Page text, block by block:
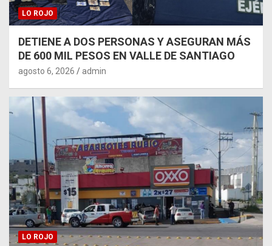
LO ROJO
DETIENE A DOS PERSONAS Y ASEGURAN MÁS
DE 600 MIL PESOS EN VALLE DE SANTIAGO
agosto 6, 2026 admin
LO ROJO